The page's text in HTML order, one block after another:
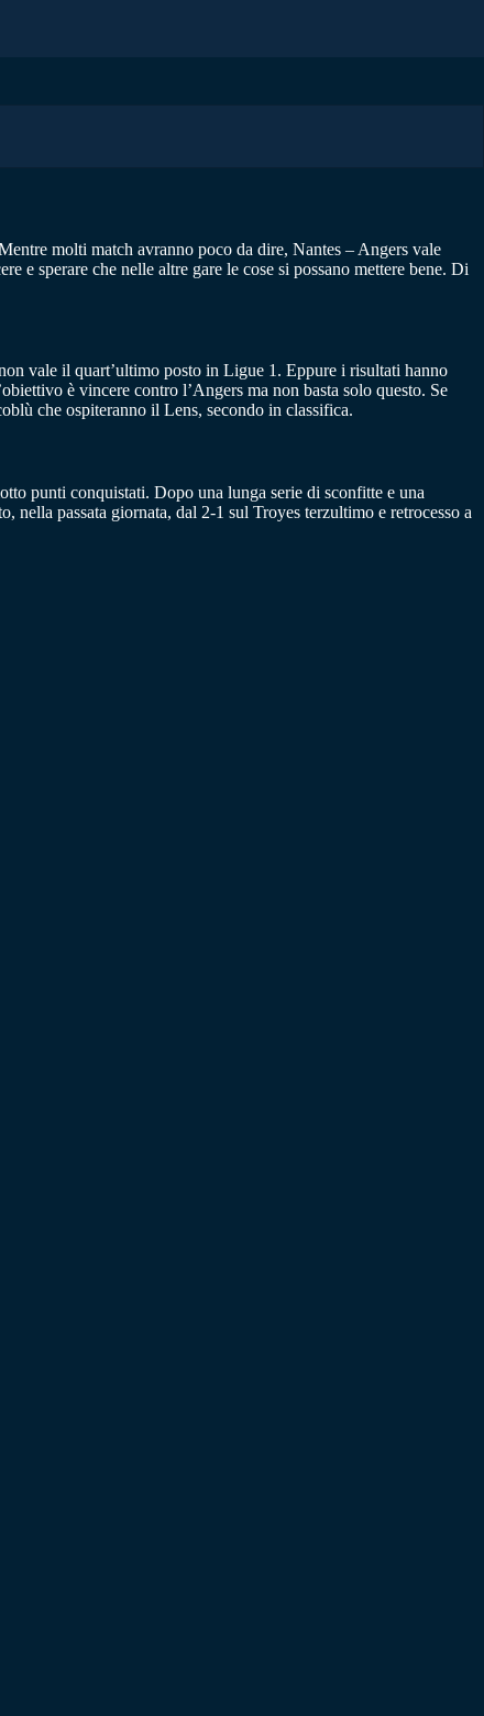
molti match avranno poco da dire, Nantes – Angers vale
e sperare che nelle altre gare le cose si possano mettere bene. Di
vale il quart’ultimo posto in Ligue 1. Eppure i risultati hanno
è vincere contro l’Angers ma non basta solo questo. Se
che ospiteranno il Lens, secondo in classifica.
punti conquistati. Dopo una lunga serie di sconfitte e una
nella passata giornata, dal 2-1 sul Troyes terzultimo e retrocesso a